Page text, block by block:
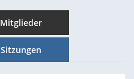
Mitglieder
Sitzungen